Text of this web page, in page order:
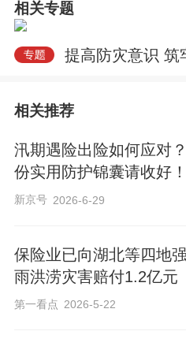
相关专题
提高防灾意识 筑
相关推荐
汛期遇险出险如何应对
份实用防护锦囊请收好！
新京号 2026-6-29
保险业已向湖北等四地
雨洪涝灾害赔付1.2亿元
第一看点 2026-5-22